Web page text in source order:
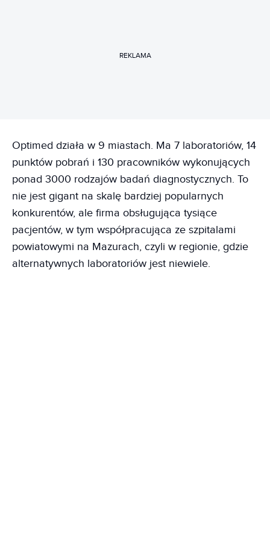
REKLAMA
Optimed działa w 9 miastach. Ma 7 laboratoriów, 14
punktów pobrań i 130 pracowników wykonujących
ponad 3000 rodzajów badań diagnostycznych. To
nie jest gigant na skalę bardziej popularnych
konkurentów, ale firma obsługująca tysiące
pacjentów, w tym współpracująca ze szpitalami
powiatowymi na Mazurach, czyli w regionie, gdzie
alternatywnych laboratoriów jest niewiele.